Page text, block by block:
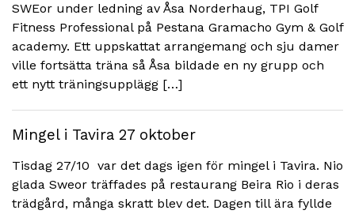
SWEor under ledning av Åsa Norderhaug, TPI Golf
Fitness Professional på Pestana Gramacho Gym & Golf
academy. Ett uppskattat arrangemang och sju damer
ville fortsätta träna så Åsa bildade en ny grupp och
ett nytt träningsupplägg […]
Mingel i Tavira 27 oktober
Tisdag 27/10 var det dags igen för mingel i Tavira. Nio
glada Sweor träffades på restaurang Beira Rio i deras
trädgård, många skratt blev det. Dagen till ära fyllde